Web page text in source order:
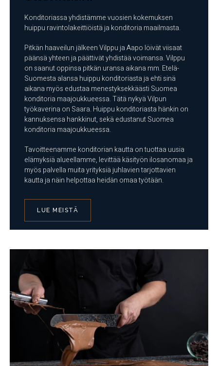
Konditoriassa yhdistämme vuosien kokemuksen
huippu ravintolakeittiöistä ja konditoria maailmasta.
Pitkän haaveilun jälkeen Vilppu ja Aapo löivät viisaat
päänsä yhteen ja päättivät yhdistää voimansa. Vilppu
on saanut oppinsa pitkän uransa aikana mm. Etelä-
Suomesta alansa huippu konditoriasta ja ehti sinä
aikana myös edustaa menestyksekkäästi Suomea
konditoria maajoukkueessa. Tätä nykyä Vilpun
työkaverina on Saara. Huippu konditoriasta hänkin on
kannuksensa hankkinut, sekä edustanut Suomea
konditoria maajoukkueessa.
Tavoitteenamme konditorian kautta on tuottaa uusia
elämyksiä alueellamme, levittää käsityön ilosanomaa ja
myös palvella muita yrityksiä juhlavien tarjottavien
kautta ja näin helpottaa heidän omaa työtään.
LUE MEISTÄ